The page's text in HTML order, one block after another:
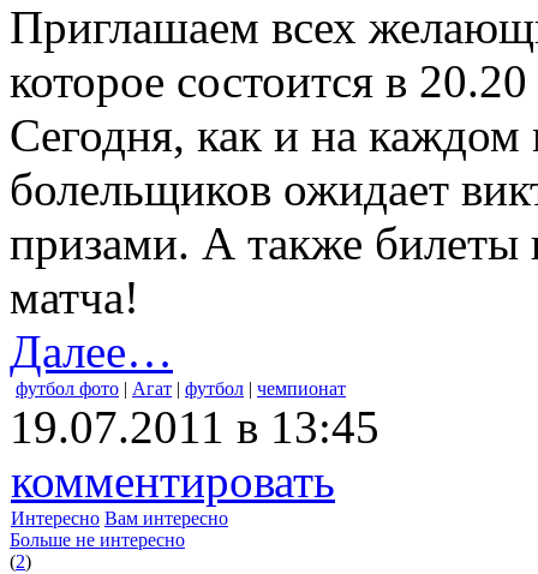
Приглашаем всех
которое состоится в
Сегодня, как и на каждом
болельщиков ожидает
призами. А также билеты
матча!
Далее…
футбол фото | Агат | футбол | чемпионат
19.07.2011 в 13:45
комментировать
Интересно Вам интересно
Больше не интересно
(2)